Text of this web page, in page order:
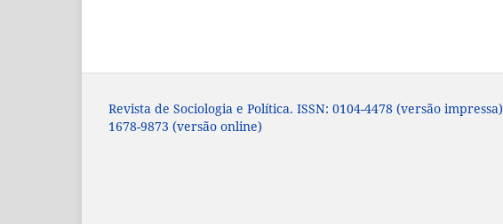
Revista de Sociologia e Política. ISSN: 0104-4478 (versão impressa)
1678-9873 (versão online)